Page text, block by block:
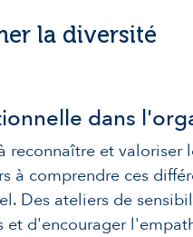
la diversité
dans
et valoriser
à comprendre ces
Des ateliers de
et d'encourager